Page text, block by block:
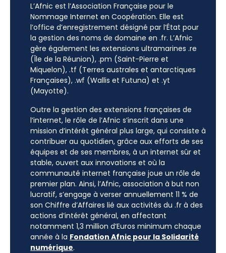
L’Afnic est l’Association Française pour le
Nommage Internet en Coopération. Elle est
l’office d’enregistrement désigné par l’État pour
la gestion des noms de domaine en .fr. L’Afnic
gère également les extensions ultramarines .re
(Île de la Réunion), .pm (Saint-Pierre et
Miquelon), .tf (Terres australes et antarctiques
Françaises), .wf (Wallis et Futuna) et .yt
(Mayotte).
Outre la gestion des extensions françaises de
l’internet, le rôle de l’Afnic s’inscrit dans une
mission d’intérêt général plus large, qui consiste à
contribuer au quotidien, grâce aux efforts de ses
équipes et de ses membres, à un internet sûr et
stable, ouvert aux innovations et où la
communauté internet française joue un rôle de
premier plan. Ainsi, l’Afnic, association à but non
lucratif, s’engage à verser annuellement 11 % de
son Chiffre d’Affaires lié aux activités du .fr à des
actions d’intérêt général, en affectant
notamment 1,3 million d’Euros minimum chaque
année à la Fondation Afnic pour la Solidarité
numérique.